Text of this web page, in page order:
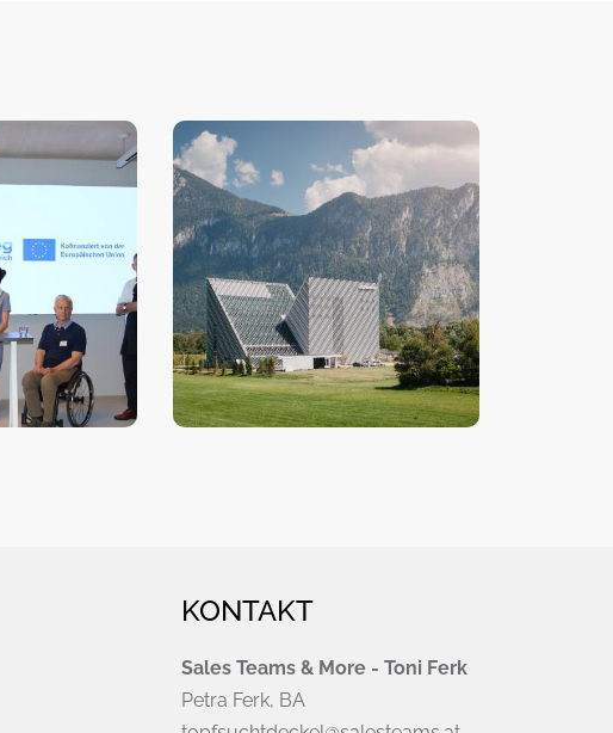
KONTAKT
Sales Teams & More - Toni Ferk
Petra Ferk, BA